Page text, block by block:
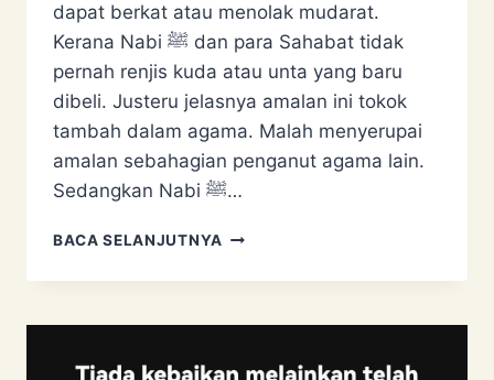
dapat berkat atau menolak mudarat.
Kerana Nabi ﷺ dan para Sahabat tidak
pernah renjis kuda atau unta yang baru
dibeli. Justeru jelasnya amalan ini tokok
tambah dalam agama. Malah menyerupai
amalan sebahagian penganut agama lain.
Sedangkan Nabi ﷺ…
BACA SELANJUTNYA RENJIS
KERETA